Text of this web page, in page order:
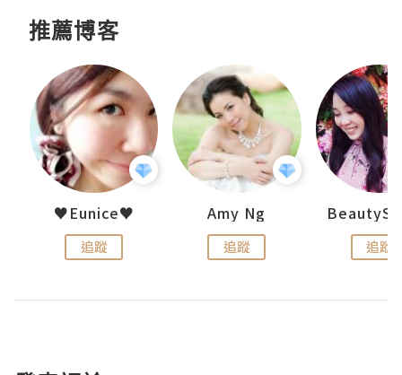
推薦博客
♥Eunice♥
追蹤
Amy Ng
追蹤 追蹤